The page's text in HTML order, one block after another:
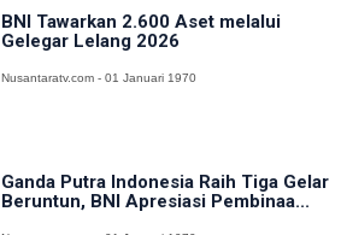
BNI Tawarkan 2.600 Aset melalui
Gelegar Lelang 2026
Nusantaratv.com - 01 Januari 1970
Ganda Putra Indonesia Raih Tiga Gelar
Beruntun, BNI Apresiasi Pembinaa...